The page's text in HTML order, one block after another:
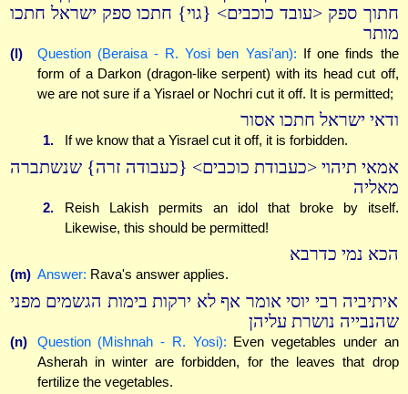
חתוך ספק <עובד כוכבים> {גוי} חתכו ספק ישראל חתכו
מותר
(l) Question (Beraisa - R. Yosi ben Yasi'an): If one finds the
form of a Darkon (dragon-like serpent) with its head cut off,
we are not sure if a Yisrael or Nochri cut it off. It is permitted;
ודאי ישראל חתכו אסור
1. If we know that a Yisrael cut it off, it is forbidden.
אמאי תיהוי <כעבודת כוכבים> {כעבודה זרה} שנשתברה
מאליה
2.
Reish Lakish permits an idol that broke by itself.
Likewise, this should be permitted!
הכא נמי כדרבא
(m) Answer: Rava's answer applies.
איתיביה רבי יוסי אומר אף לא ירקות בימות הגשמים מפני
שהנבייה נושרת עליהן
(n) Question (Mishnah - R. Yosi): Even vegetables under an
Asherah in winter are forbidden, for the leaves that drop
fertilize the vegetables.